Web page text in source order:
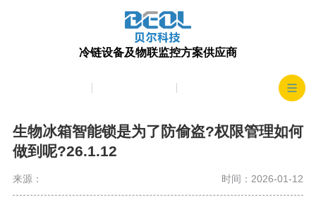
冷链设备及物联监控方案供应商
生物冰箱智能锁是为了防偷盗?权限管理如何
做到呢?26.1.12
来源： 时间：2026-01-12